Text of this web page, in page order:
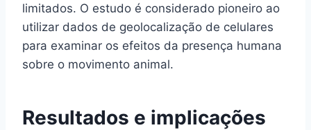
limitados. O estudo é considerado pioneiro ao
utilizar dados de geolocalização de celulares
para examinar os efeitos da presença humana
sobre o movimento animal.
Resultados e implicações